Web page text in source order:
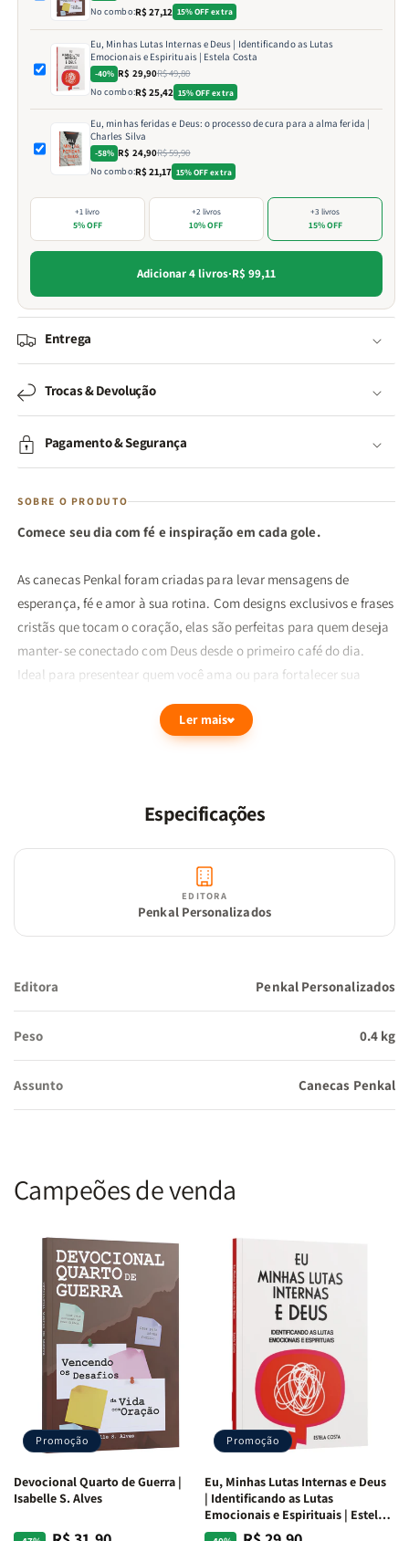
No combo:R$ 27,12 15% OFF extra
Eu, Minhas Lutas Internas e Deus | Identificando as Lutas
Emocionais e Espirituais | Estela Costa
-40% R$ 29,90R$ 49,80
No combo:R$ 25,42 15% OFF extra
Eu, minhas feridas e Deus: o processo de cura para a alma ferida |
Charles Silva
-58% R$ 24,90R$ 59,90
No combo:R$ 21,17 15% OFF extra
+1 livro
5% OFF
+2 livros
10% OFF
+3 livros
15% OFF
Adicionar 4 livros·R$ 99,11
Entrega
Trocas & Devolução
Pagamento & Segurança
SOBRE O PRODUTO
Comece seu dia com fé e inspiração em cada gole.
As canecas Penkal foram criadas para levar mensagens de
esperança, fé e amor à sua rotina. Com designs exclusivos e frases
cristãs que tocam o coração, elas são perfeitas para quem deseja
manter-se conectado com Deus desde o primeiro café do dia.
Ideal para presentear quem você ama ou para fortalecer sua
Deus está sempre presente.
Transforme um momento simples em uma experiência de
“Em tudo dai graças.” – 1 Tessalonicenses 5:18
Ler mais
Especificações
EDITORA
Penkal Personalizados
Editora Penkal Personalizados
Peso 0.4 kg
Assunto Canecas Penkal
Campeões de venda
Promoção
Devocional Quarto de Guerra |
Isabelle S. Alves
Promoção
Eu, Minhas Lutas Internas e Deus
| Identificando as Lutas
Emocionais e Espirituais | Estela
Costa